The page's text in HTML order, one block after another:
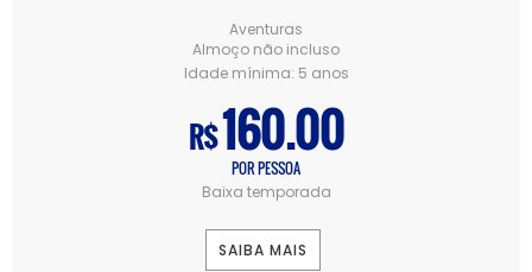
Aventuras
Almoço não incluso
Idade mínima: 5 anos
R$160.00
POR PESSOA
Baixa temporada
SAIBA MAIS